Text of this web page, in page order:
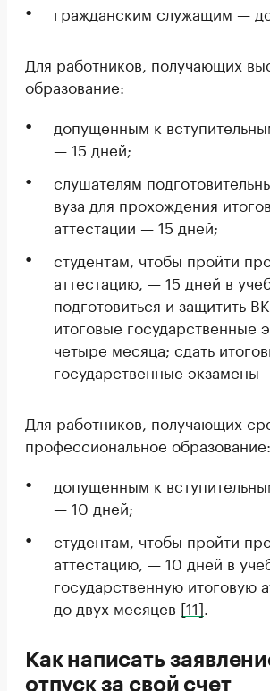
гражданским служащим — до
Для работников, получающих
образование:
допущенным к
— 15 дней;
слушателям
вуза для прохождения
аттестации — 15 дней;
студентам, чтобы пройти
аттестацию, — 15 дней в
подготовиться и защитить
итоговые государственные
четыре месяца; сдать
государственные экзамены
Для работников, получающих
профессиональное образование:
допущенным к
— 10 дней;
студентам, чтобы пройти
аттестацию, — 10 дней в
государственную итоговую
до двух месяцев [11]
Как написать
отпуск за свой счет